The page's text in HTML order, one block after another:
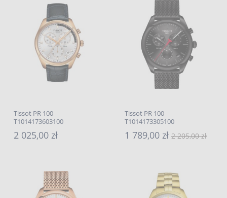
Tissot PR 100
T1014173603100
2 025,00 zł
Tissot PR 100
T1014173305100
1 789,00 zł 2 205,00 zł